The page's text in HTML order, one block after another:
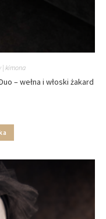
| kimona
– wełna i włoski żakard